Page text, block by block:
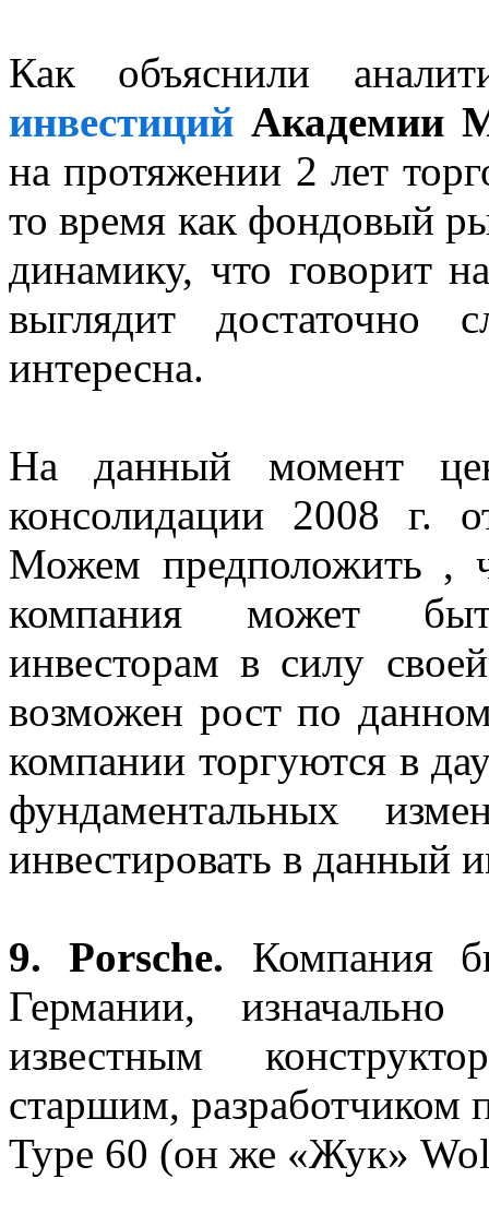
Как объяснили
инвестиций Академии
на протяжении 2 лет
то время как фондовый
динамику, что говорит
выглядит
интересна.
На данный момент
консолидации 2008 г.
Можем предположить ,
компания может
инвесторам в силу
возможен рост по
компании торгуются в
фундаментальных
инвестировать в данный
9.Porsche. Компания
Германии,
известным
старшим, разработчиком
Type 60 (он же «Жук»